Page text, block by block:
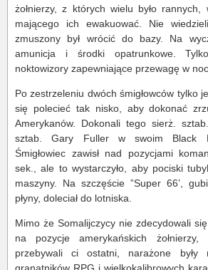
żołnierzy, z których wielu było rannych,
mającego ich ewakuować. Nie
zmuszony był wrócić do bazy. Na
amunicja i środki opatrunkowe.
noktowizory zapewniające przewagę w
Po zestrzeleniu dwóch śmigłowców tylko
się polecieć tak nisko, aby dokonać
Amerykanów. Dokonali tego sierż.
sztab. Gary Fuller w swoim Black
Śmigłowiec zawisł nad pozycjami
sek., ale to wystarczyło, aby pociski
maszyny. Na szczęście ”Super 66’,
płyny, doleciał do lotniska.
Mimo że Somalijczycy nie zdecydowali
na pozycje amerykańskich
przebywali ci ostatni, narażone były